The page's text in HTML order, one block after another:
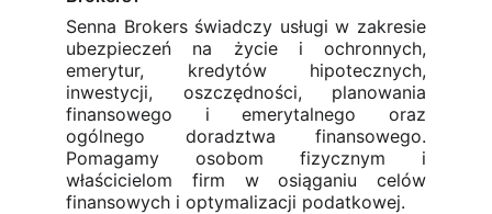
Senna Brokers świadczy usługi w zakresie
ubezpieczeń na życie i ochronnych,
emerytur, kredytów hipotecznych,
inwestycji, oszczędności, planowania
finansowego i emerytalnego oraz
ogólnego doradztwa finansowego.
Pomagamy osobom fizycznym i
właścicielom firm w osiąganiu celów
finansowych i optymalizacji podatkowej.